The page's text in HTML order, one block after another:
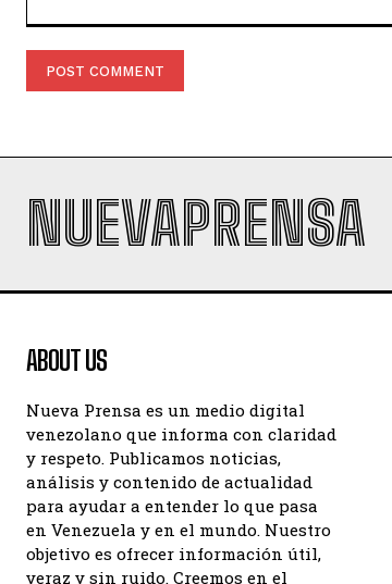
NUEVAPRENSA
ABOUT US
Nueva Prensa es un medio digital
venezolano que informa con claridad
y respeto. Publicamos noticias,
análisis y contenido de actualidad
para ayudar a entender lo que pasa
en Venezuela y en el mundo. Nuestro
objetivo es ofrecer información útil,
veraz y sin ruido. Creemos en el